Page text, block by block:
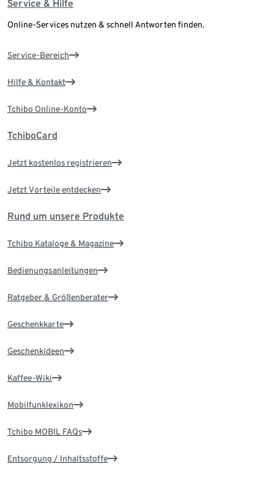
Service & Hilfe
Online-Services nutzen & schnell Antworten finden.
Service-Bereich
Hilfe & Kontakt
Tchibo Online-Konto
TchiboCard
Jetzt kostenlos registrieren
Jetzt Vorteile entdecken
Rund um unsere Produkte
Tchibo Kataloge & Magazine
Bedienungsanleitungen
Ratgeber & Größenberater
Geschenkkarte
Geschenkideen
Kaffee-Wiki
Mobilfunklexikon
Tchibo MOBIL FAQs
Entsorgung / Inhaltsstoffe